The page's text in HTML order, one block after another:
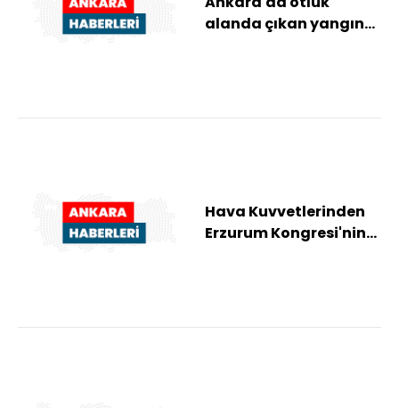
alanda çıkan yangın
Hava Kuvvetlerinden
Erzurum Kongresi'nin